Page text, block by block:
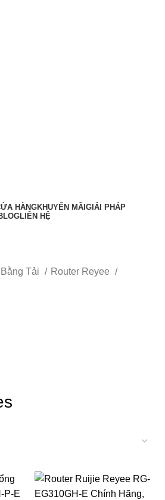
HÀNGKHUYẾN MÃIGIẢI PHÁP
LIÊN HỆ
Tải
Router Reyee